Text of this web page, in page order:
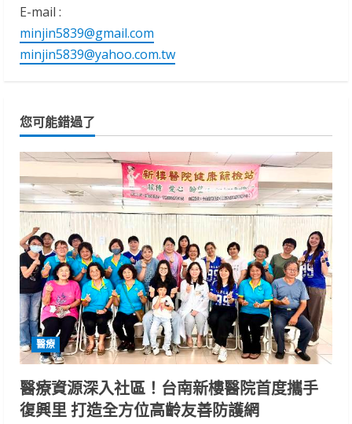
E-mail :
minjin5839@gmail.com
minjin5839@yahoo.com.tw
您可能錯過了
醫療
醫療資源深入社區！台南新樓醫院首度攜手
復興里 打造全方位高齡友善防護網